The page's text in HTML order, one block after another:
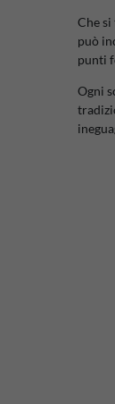
Che
può
punti
Ogni